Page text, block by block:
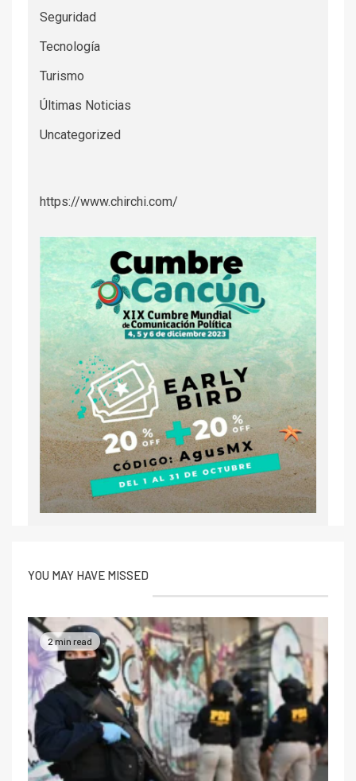
Seguridad
Tecnología
Turismo
Últimas Noticias
Uncategorized
https://www.chirchi.com/
YOU MAY HAVE MISSED
2 min read